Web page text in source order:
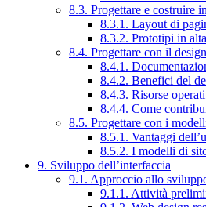
8.3. Progettare e costruire
8.3.1. Layout di
8.3.2. Prototipi in
8.4. Progettare con il
8.4.1.
8.4.2. Benefici del
8.4.3. Risorse
8.4.4. Come
8.5. Progettare con i
8.5.1. Vantaggi
8.5.2. I modelli di
9. Sviluppo dell’interfaccia
9.1. Approccio allo
9.1.1. Attività